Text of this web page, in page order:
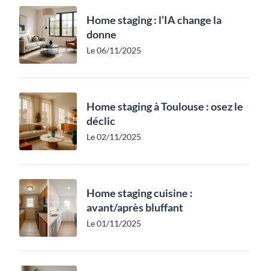
Home staging : l’IA change la
donne
Le 06/11/2025
Home staging à Toulouse : osez le
déclic
Le 02/11/2025
Home staging cuisine :
avant/après bluffant
Le 01/11/2025